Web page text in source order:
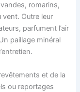
romarins,
Outre leur
parfument l’air
paillage minéral
et de la
ou reportages